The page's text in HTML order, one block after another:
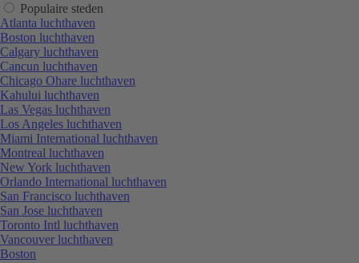
Populaire steden
Atlanta luchthaven
Boston luchthaven
Calgary luchthaven
Cancun luchthaven
Chicago Ohare luchthaven
Kahului luchthaven
Las Vegas luchthaven
Los Angeles luchthaven
Miami International luchthaven
Montreal luchthaven
New York luchthaven
Orlando International luchthaven
San Francisco luchthaven
San Jose luchthaven
Toronto Intl luchthaven
Vancouver luchthaven
Boston